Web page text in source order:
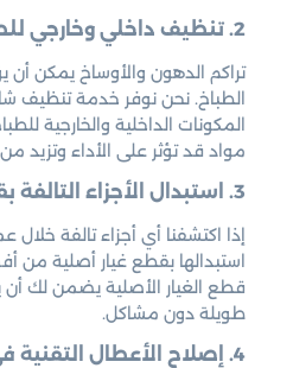
2. تنظيف داخلي وخارجي للطباخات
تراكم الدهون والأوساخ يمكن أن
الطباخ. نحن نوفر خدمة تنظيف
المكونات الداخلية والخارجية
مواد قد تؤثر على الأداء وتزيد
3. استبدال الأجزاء التالفة بقطع غيار أصلية
إذا اكتشفنا أي أجزاء تالفة
استبدالها بقطع غيار أصلية من
قطع الغيار الأصلية يضمن لك أن
طويلة دون مشاكل.
4. إصلاح الأعطال التقنية في الطباخات